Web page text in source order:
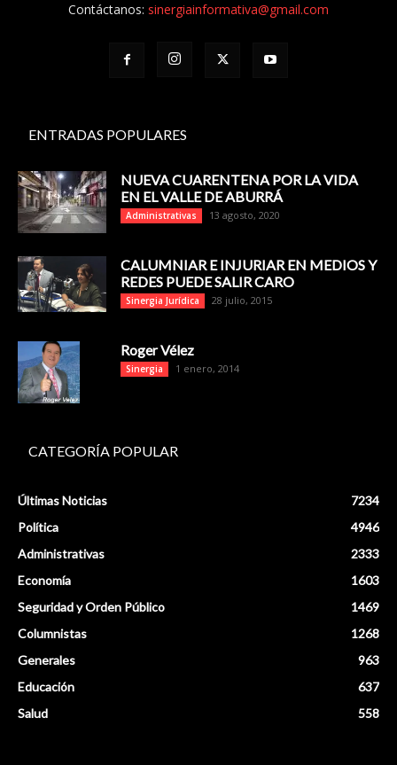
Contáctanos: sinergiainformativa@gmail.com
ENTRADAS POPULARES
NUEVA CUARENTENA POR LA VIDA
EN EL VALLE DE ABURRÁ
Administrativas 13 agosto, 2020
CALUMNIAR E INJURIAR EN MEDIOS Y
REDES PUEDE SALIR CARO
Sinergia Jurídica 28 julio, 2015
Roger Vélez
Sinergia 1 enero, 2014
CATEGORÍA POPULAR
Últimas Noticias
7234
Política
4946
Administrativas
2333
Economía
1603
Seguridad y Orden Público
1469
Columnistas
1268
Generales
963
Educación
637
Salud
558